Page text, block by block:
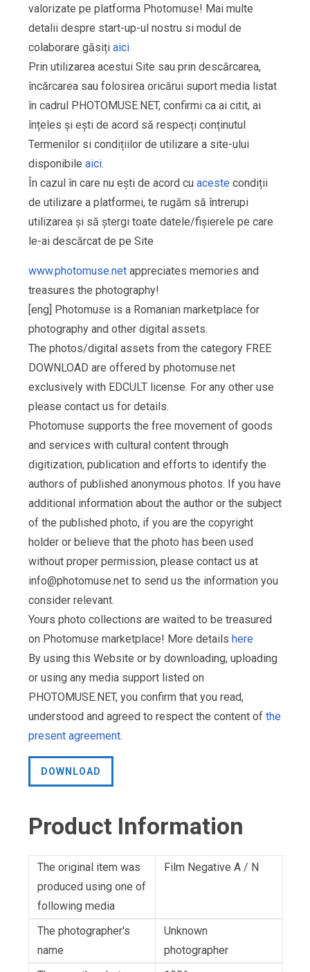
valorizate pe platforma Photomuse! Mai multe
detalii despre start-up-ul nostru si modul de
colaborare găsiți aici
Prin utilizarea acestui Site sau prin descărcarea,
încărcarea sau folosirea oricărui suport media listat
în cadrul PHOTOMUSE.NET, confirmi ca ai citit, ai
înțeles și ești de acord să respecți conținutul
Termenilor si condițiilor de utilizare a site-ului
disponibile aici.
În cazul în care nu ești de acord cu aceste condiții
de utilizare a platformei, te rugăm să întrerupi
utilizarea și să ștergi toate datele/fișierele pe care
le-ai descărcat de pe Site
www.photomuse.net appreciates memories and
treasures the photography!
[eng] Photomuse is a Romanian marketplace for
photography and other digital assets.
The photos/digital assets from the category FREE
DOWNLOAD are offered by photomuse.net
exclusively with EDCULT license. For any other use
please contact us for details.
Photomuse supports the free movement of goods
and services with cultural content through
digitization, publication and efforts to identify the
authors of published anonymous photos. If you have
additional information about the author or the subject
of the published photo, if you are the copyright
holder or believe that the photo has been used
without proper permission, please contact us at
info@photomuse.net to send us the information you
consider relevant.
Yours photo collections are waited to be treasured
on Photomuse marketplace! More details here
By using this Website or by downloading, uploading
or using any media support listed on
PHOTOMUSE.NET, you confirm that you read,
understood and agreed to respect the content of the
present agreement.
DOWNLOAD
Product Information
The original item was
produced using one of
following media
Film Negative A / N
The photographer's
name
Unknown
photographer